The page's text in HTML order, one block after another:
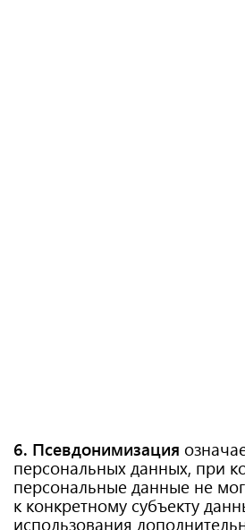
6. Псевдонимизация
персональных данных, при
персональные данные не
к конкретному субъекту
использования